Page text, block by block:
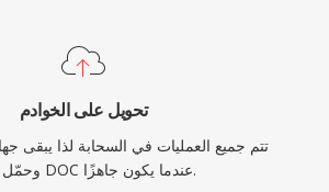
تحويل على الخوادم
تتم جميع العمليات في السحابة لذا يبقى
XLS وحمّل DOC عندما يكون جاهزًا.